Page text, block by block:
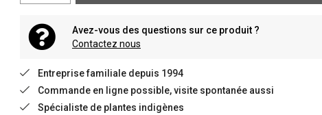
Avez-vous des questions sur ce produit ?
Contactez nous
Entreprise familiale depuis 1994
Commande en ligne possible, visite spontanée aussi
Spécialiste de plantes indigènes